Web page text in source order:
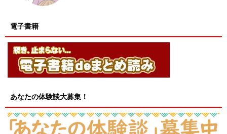
電子書籍
あなたの体験談大募集！